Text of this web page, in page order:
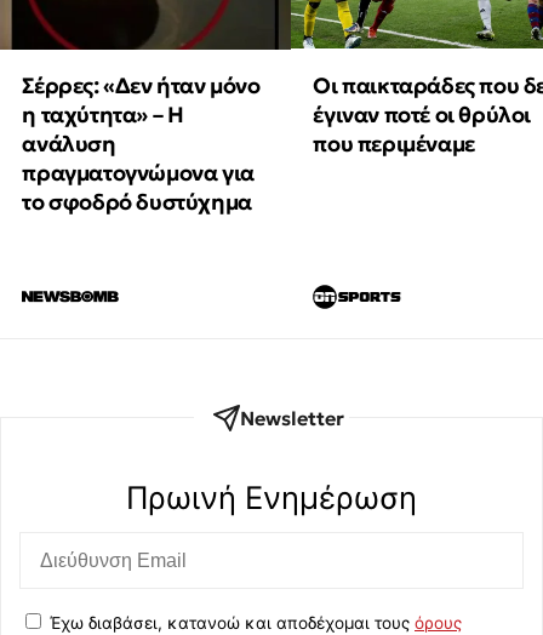
Σέρρες: «Δεν ήταν μόνο
η ταχύτητα» – Η
ανάλυση
πραγματογνώμονα για
το σφοδρό δυστύχημα
Οι παικταράδες που
έγιναν ποτέ οι θρύλοι
που περιμέναμε
Newsletter
Πρωινή Eνημέρωση
Έχω διαβάσει, κατανοώ και αποδέχομαι τους όρους